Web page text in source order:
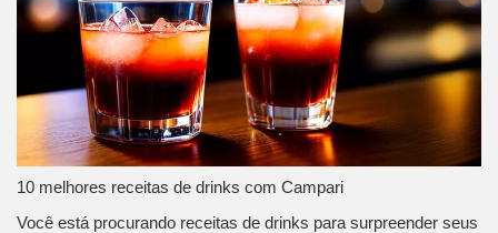
10 melhores receitas de drinks com Campari
Você está procurando receitas de drinks para surpreender seus